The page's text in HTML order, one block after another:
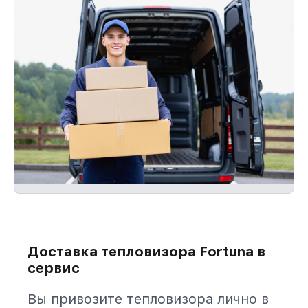
Доставка тепловизора Fortuna в
сервис
Вы привозите тепловизора лично в